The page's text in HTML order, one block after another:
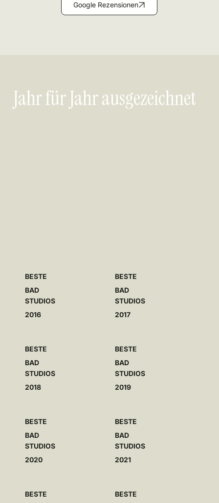
Google Rezensionen
Jahr für Jahr ausgezeichnet
Dieses Badstudio gehö t zu den Bestenin Deutschland und
BESTE
BAD
STUDIOS
2016
BESTE
BAD
STUDIOS
2017
BESTE
BAD
STUDIOS
2018
BESTE
BAD
STUDIOS
2019
BESTE
BAD
STUDIOS
2020
BESTE
BAD
STUDIOS
2021
BESTE
BESTE